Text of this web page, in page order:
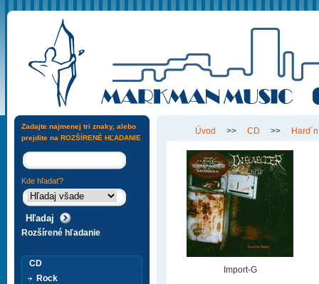
Úvod >> CD >>
Import-G
Zadajte najmenej tri znaky, alebo
prejdite na ROZŠÍRENÉ HĽADANIE
Kde hľadať?
Rozšírené hľadanie
CD
Rock